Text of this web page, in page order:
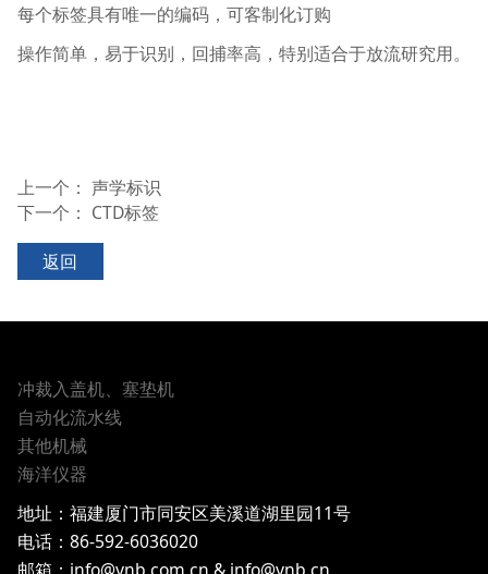
每个标签具有唯一的编码，可客制化订购
操作简单，易于识别，回捕率高，特别适合于放流研究用。
上一个： 声学标识
下一个： CTD标签
返回
冲裁入盖机、塞垫机
自动化流水线
其他机械
海洋仪器
地址： 福建厦门市同安区美溪道湖里园11号
电话： 86-592-6036020